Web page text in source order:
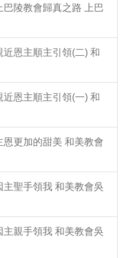
陵教會歸真之路 上巴
恩主順主引領(二) 和
恩主順主引領(一) 和
更加的甜美 和美教會
聖手領我 和美教會吳
親手領我 和美教會吳